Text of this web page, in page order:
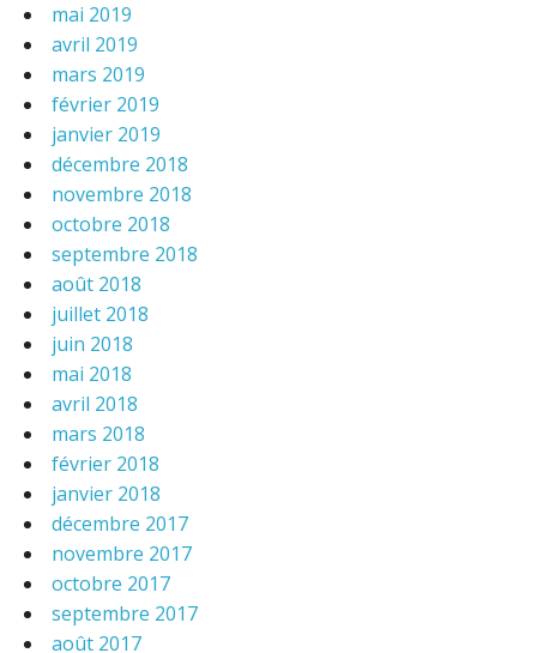
mai 2019
avril 2019
mars 2019
février 2019
janvier 2019
décembre 2018
novembre 2018
octobre 2018
septembre 2018
août 2018
juillet 2018
juin 2018
mai 2018
avril 2018
mars 2018
février 2018
janvier 2018
décembre 2017
novembre 2017
octobre 2017
septembre 2017
août 2017